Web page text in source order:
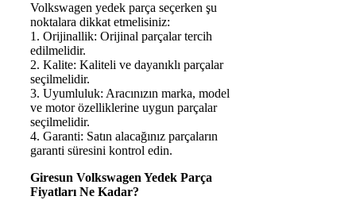
Volkswagen yedek parça seçerken şu
noktalara dikkat etmelisiniz:
1. Orijinallik: Orijinal parçalar tercih
edilmelidir.
2. Kalite: Kaliteli ve dayanıklı parçalar
seçilmelidir.
3. Uyumluluk: Aracınızın marka, model
ve motor özelliklerine uygun parçalar
seçilmelidir.
4. Garanti: Satın alacağınız parçaların
garanti süresini kontrol edin.
Giresun Volkswagen Yedek Parça
Fiyatları Ne Kadar?